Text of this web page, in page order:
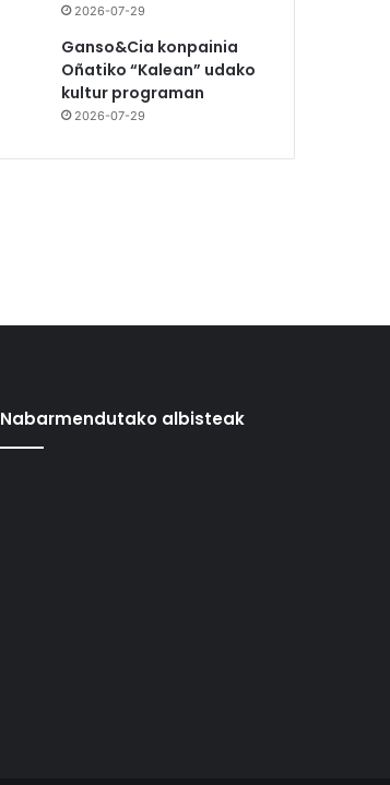
2026-07-29
Ganso&Cia konpainia
Oñatiko “Kalean” udako
kultur programan
2026-07-29
Nabarmendutako albisteak